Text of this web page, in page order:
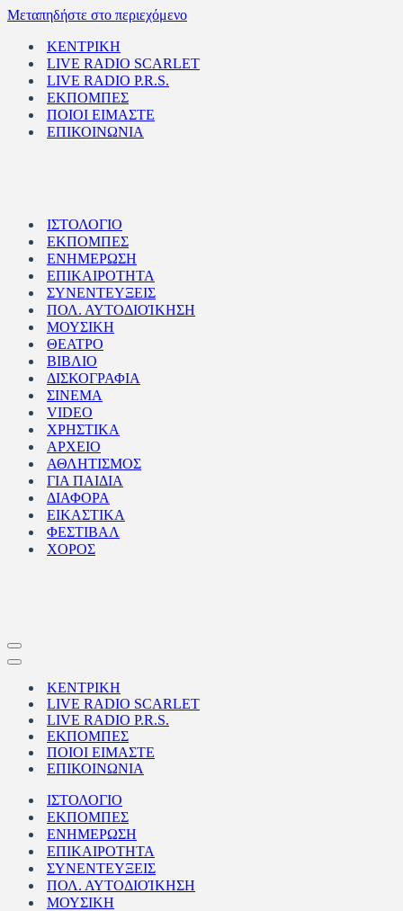
Μεταπηδήστε στο περιεχόμενο
ΚΕΝΤΡΙΚΗ
LIVE RADIO SCARLET
LIVE RADIO P.R.S.
ΕΚΠΟΜΠΕΣ
ΠΟΙΟΙ ΕΙΜΑΣΤΕ
ΕΠΙΚΟΙΝΩΝΙΑ
ΙΣΤΟΛΟΓΙΟ
ΕΚΠΟΜΠΕΣ
ΕΝΗΜΕΡΩΣΗ
ΕΠΙΚΑΙΡΟΤΗΤΑ
ΣΥΝΕΝΤΕΥΞΕΙΣ
ΠΟΛ. ΑΥΤΟΔΙΟΊΚΗΣΗ
ΜΟΥΣΙΚΗ
ΘΕΑΤΡΟ
ΒΙΒΛΙΟ
ΔΙΣΚΟΓΡΑΦΙΑ
ΣΙΝΕΜΑ
VIDEO
ΧΡΗΣΤΙΚΑ
ΑΡΧΕΙΟ
ΑΘΛΗΤΙΣΜΟΣ
ΓΙΑ ΠΑΙΔΙΑ
ΔΙΑΦΟΡΑ
ΕΙΚΑΣΤΙΚΑ
ΦΕΣΤΙΒΑΛ
ΧΟΡΟΣ
Μενού
πλοήγησης
Μενού
πλοήγησηςΚΕΝΤΡΙΚΗ
LIVE RADIO SCARLET
LIVE RADIO P.R.S.
ΕΚΠΟΜΠΕΣ
ΠΟΙΟΙ ΕΙΜΑΣΤΕ
ΕΠΙΚΟΙΝΩΝΙΑ
ΙΣΤΟΛΟΓΙΟ
ΕΚΠΟΜΠΕΣ
ΕΝΗΜΕΡΩΣΗ
ΕΠΙΚΑΙΡΟΤΗΤΑ
ΣΥΝΕΝΤΕΥΞΕΙΣ
ΠΟΛ. ΑΥΤΟΔΙΟΊΚΗΣΗ
ΜΟΥΣΙΚΗ